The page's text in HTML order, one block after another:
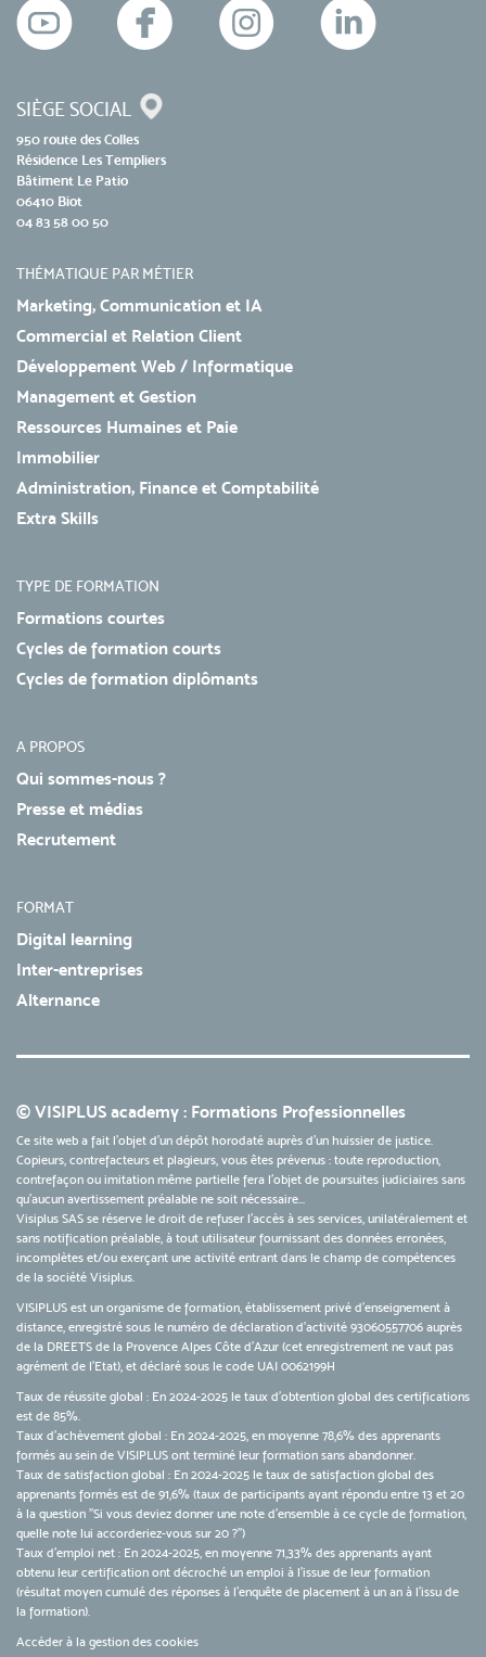
SIÈGE SOCIAL
950 route des Colles
Résidence Les Templiers
Bâtiment Le Patio
06410 Biot
04 83 58 00 50
THÉMATIQUE PAR MÉTIER
Marketing, Communication et IA
Commercial et Relation Client
Développement Web / Informatique
Management et Gestion
Ressources Humaines et Paie
Immobilier
Administration, Finance et Comptabilité
Extra Skills
TYPE DE FORMATION
Formations courtes
Cycles de formation courts
Cycles de formation diplômants
A PROPOS
Qui sommes-nous ?
Presse et médias
Recrutement
FORMAT
Digital learning
Inter-entreprises
Alternance
© VISIPLUS academy : Formations Professionnelles
Ce site web a fait l'objet d'un dépôt horodaté auprès d'un huissier de justice.
Copieurs, contrefacteurs et plagieurs, vous êtes prévenus : toute reproduction,
contrefaçon ou imitation même partielle fera l'objet de poursuites judiciaires sans
qu’aucun avertissement préalable ne soit nécessaire...
Visiplus SAS se réserve le droit de refuser l'accès à ses services, unilatéralement et
sans notification préalable, à tout utilisateur fournissant des données erronées,
incomplètes et/ou exerçant une activité entrant dans le champ de compétences
de la société Visiplus.
VISIPLUS est un organisme de formation, établissement privé d’enseignement à
distance, enregistré sous le numéro de déclaration d’activité 93060557706 auprès
de la DREETS de la Provence Alpes Côte d’Azur (cet enregistrement ne vaut pas
agrément de l’Etat), et déclaré sous le code UAI 0062199H
Taux de réussite global : En 2024-2025 le taux d'obtention global des certifications
est de 85%.
Taux d’achèvement global : En 2024-2025, en moyenne 78,6% des apprenants
formés au sein de VISIPLUS ont terminé leur formation sans abandonner.
Taux de satisfaction global : En 2024-2025 le taux de satisfaction global des
apprenants formés est de 91,6% (taux de participants ayant répondu entre 13 et 20
à la question "Si vous deviez donner une note d’ensemble à ce cycle de formation,
quelle note lui accorderiez-vous sur 20 ?")
Taux d’emploi net : En 2024-2025, en moyenne 71,33% des apprenants ayant
obtenu leur certification ont décroché un emploi à l'issue de leur formation
(résultat moyen cumulé des réponses à l'enquête de placement à un an à l'issu de
la formation).
Accéder à la gestion des cookies